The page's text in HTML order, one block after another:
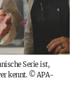
Serie ist,
kennt. ©APA-